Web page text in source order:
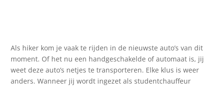
Als hiker kom je vaak te rijden in de nieuwste auto’s van dit
moment. Of het nu een handgeschakelde of automaat is, jij
weet deze auto’s netjes te transporteren. Elke klus is weer
anders. Wanneer jij wordt ingezet als studentchauffeur